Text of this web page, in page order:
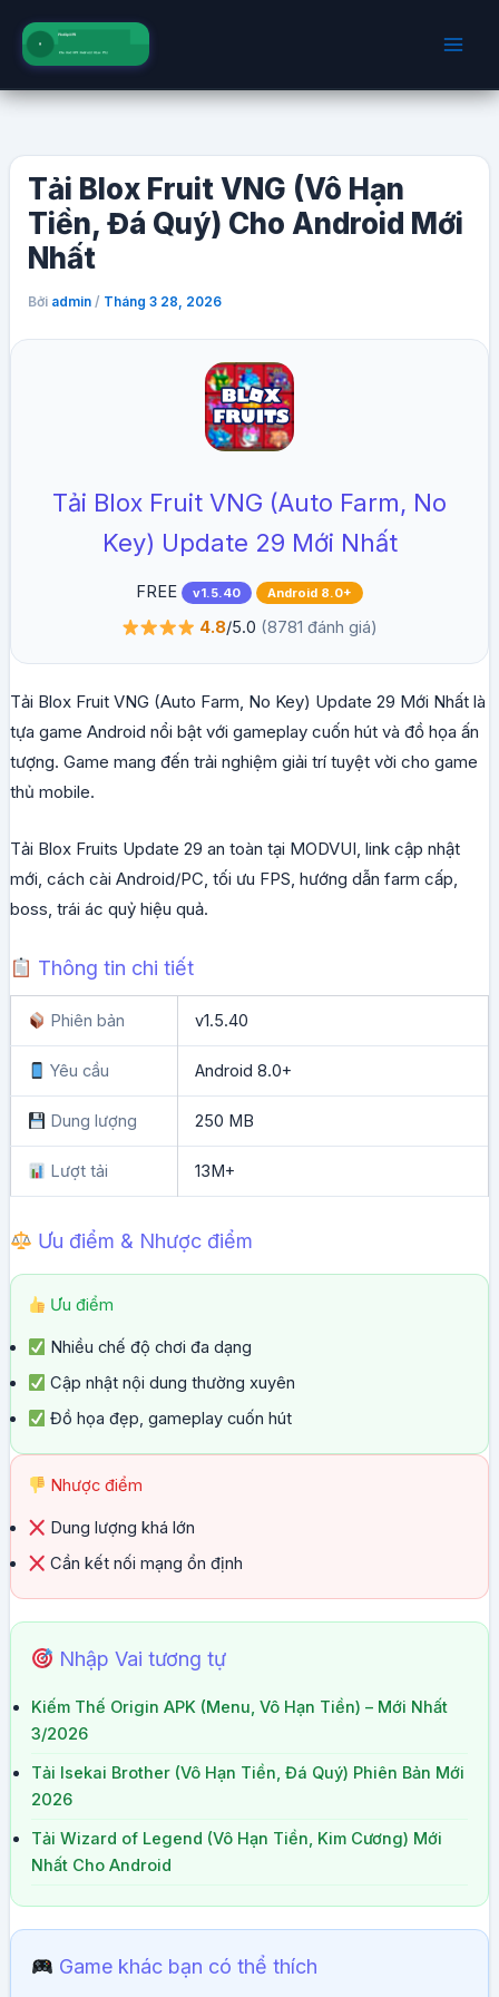
dung
Tải Blox Fruit VNG (Vô Hạn
Tiền, Đá Quý) Cho Android Mới
Nhất
Bởi admin / Tháng 3 28, 2026
Tải Blox Fruit VNG (Auto Farm, No
Key) Update 29 Mới Nhất
FREE v1.5.40 Android 8.0+
4.8/5.0 (8781 đánh giá)
Tải Blox Fruit VNG (Auto Farm, No Key) Update 29 Mới Nhất là
tựa game Android nổi bật với gameplay cuốn hút và đồ họa ấn
tượng. Game mang đến trải nghiệm giải trí tuyệt vời cho game
thủ mobile.
Tải Blox Fruits Update 29 an toàn tại MODVUI, link cập nhật
mới, cách cài Android/PC, tối ưu FPS, hướng dẫn farm cấp,
boss, trái ác quỷ hiệu quả.
Thông tin chi tiết
Phiên bản v1.5.40
Yêu cầu Android 8.0+
Dung lượng 250 MB
Lượt tải 13M+
Ưu điểm & Nhược điểm
Ưu điểm
Nhiều chế độ chơi đa dạng
Cập nhật nội dung thường xuyên
Đồ họa đẹp, gameplay cuốn hút
Nhược điểm
Dung lượng khá lớn
Cần kết nối mạng ổn định
Nhập Vai tương tự
Kiếm Thế Origin APK (Menu, Vô Hạn Tiền) – Mới Nhất
3/2026
Tải Isekai Brother (Vô Hạn Tiền, Đá Quý) Phiên Bản Mới
2026
Tải Wizard of Legend (Vô Hạn Tiền, Kim Cương) Mới
Nhất Cho Android
Game khác bạn có thể thích